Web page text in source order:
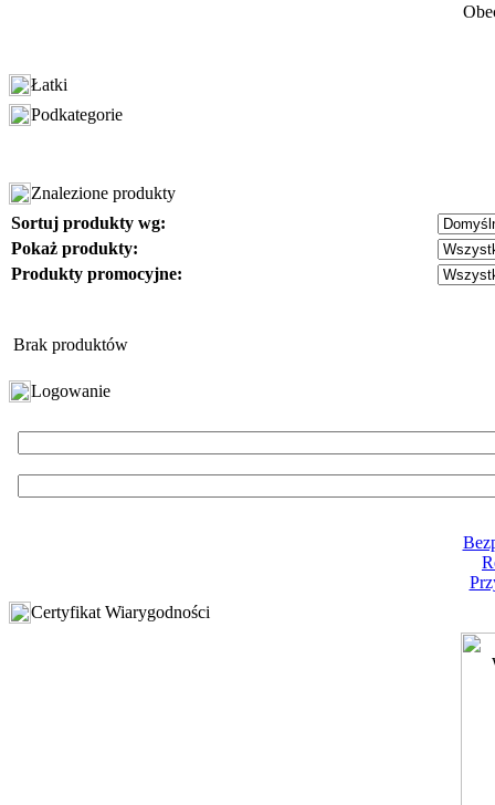
Łatki
Podkategorie
Znalezione produkty
Sortuj produkty wg:
Pokaż produkty:
Produkty promocyjne:
Brak produktów
Logowanie
Certyfikat Wiarygodności